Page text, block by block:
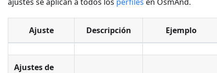
Ajuste Descripción Ejemplo
Ajustes de